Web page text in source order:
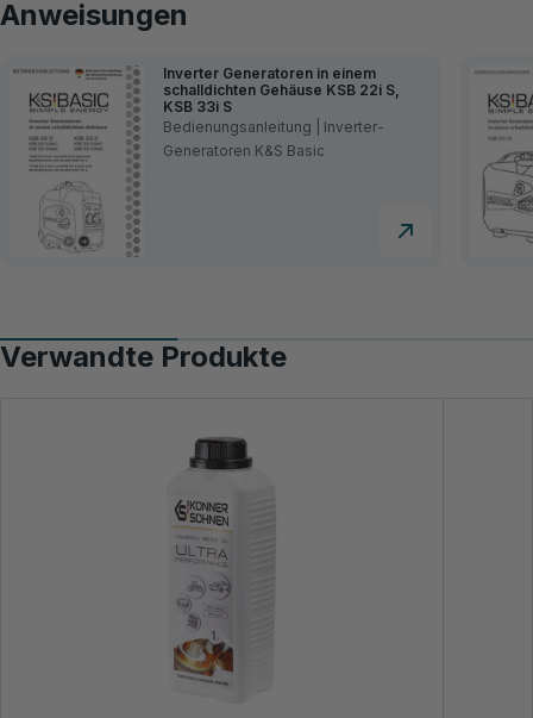
Anweisungen
Inverter Generatoren in einem
schalldichten Gehäuse KSB 22i S,
KSB 33i S
Bedienungsanleitung | Inverter-
Generatoren K&S Basic
Verwandte Produkte